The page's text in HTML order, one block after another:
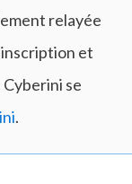
relayée
et
se
.